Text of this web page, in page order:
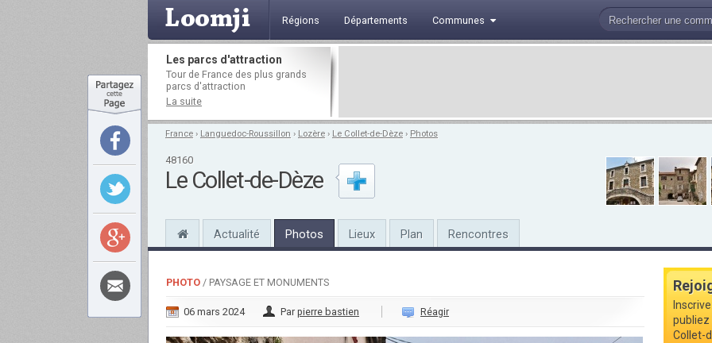
Régions Départements Communes
Les parcs d'attraction
Tour de France des plus grands
parcs d'attraction
La suite
France › Languedoc-Roussillon › Lozère › Le Collet-de-Dèze › Photos
48160
Le Collet-de-Dèze
Actualité Photos Lieux Plan Rencontres
PHOTO / PAYSAGE ET MONUMENTS
06 mars 2024 Par pierre bastien Réagir
publiez
Collet-